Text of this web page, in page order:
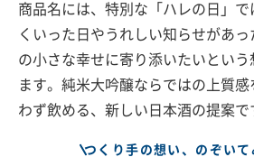
商品名には、特別な「ハレの日」で
くいった日やうれしい知らせがあ
の小さな幸せに寄り添いたいとい
ます。純米大吟醸ならではの上質
わず飲める、新しい日本酒の提案で
つくり手の想い、のぞい